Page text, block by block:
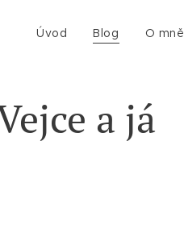
Úvod Blog O mně
a já